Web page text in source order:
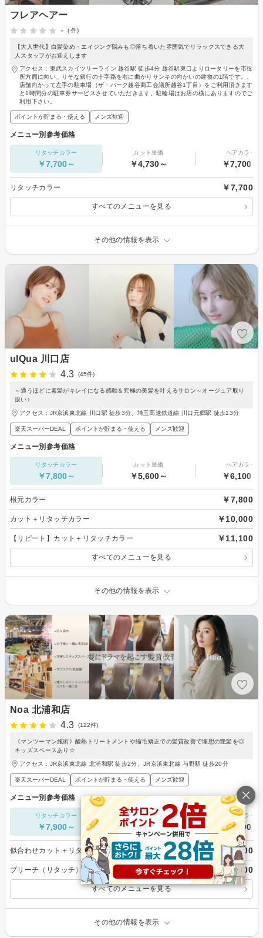
フレアヘアー
-
(-件)
【大人世代】白髪染め・エイジング悩みも◎落ち着いた雰囲気でリラックスできる大
人スタッフがお迎えします
アクセス：東武スカイツリーライン 越谷駅 徒歩4分 越谷駅東口よりロータリーを市役
所方面に向い、りそな銀行の十字路を右に曲がりサンキの向かいの建物の1階です。、
店舗向かって左手の駐車場（ザ・パーク越谷商工会議所越谷1丁目）をご利用頂きます
と1時間分の駐車券サービスさせていただきます。駐輪場はお店の横にありますのでご
利用下さい。
ポイントが貯まる・使える メンズ歓迎
メニュー別参考価格
リタッチカラー
￥7,700～
カット単価
￥4,730～
ヘアカラー
￥7,700～
リタッチカラー ￥7,700
すべてのメニューを見る
その他の情報を表示
ulQua 川口店
4.3
(45件)
～通うほどに素髪がキレイになる感動＆究極の美髪を叶えるサロン～オージュア取り
扱い♪
アクセス：JR京浜東北線 川口駅 徒歩3分、埼玉高速鉄道線 川口元郷駅 徒歩13分
楽天スーパーDEAL ポイントが貯まる・使える メンズ歓迎
メニュー別参考価格
リタッチカラー
￥7,800～
カット単価
￥5,600～
ヘアカラー
￥6,100～
根元カラー ￥7,800
カット＋リタッチカラー ￥10,000
【リピート】カット＋リタッチカラー ￥11,100
すべてのメニューを見る
その他の情報を表示
Noa 北浦和店
4.3
(122件)
《マンツーマン施術》酸熱トリートメントや縮毛矯正での髪質改善で理想の艶髪を◎
キッズスペースあり☆
アクセス：JR京浜東北線 北浦和駅 徒歩2分、JR京浜東北線 与野駅 徒歩20分
楽天スーパーDEAL ポイントが貯まる・使える メンズ歓迎
メニュー別参考価格
リタッチカラー
￥7,900～
カット単価
￥5,000～
ヘアカラー
￥1,000～
似合わせカット＋リタッチカラー ￥7,900 （白髪染OK） ￥7,900
ブリーチ（リタッチ） ￥9,600 ￥9,600
すべてのメニューを見る
その他の情報を表示